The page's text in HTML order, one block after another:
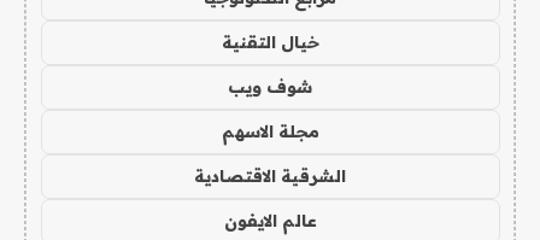
خيال التقنية
شوف ويب
مجلة الاسهم
الشرقية الاقتصادية
عالم الايفون